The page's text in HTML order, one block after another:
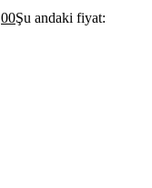
Şu andaki fiyat: